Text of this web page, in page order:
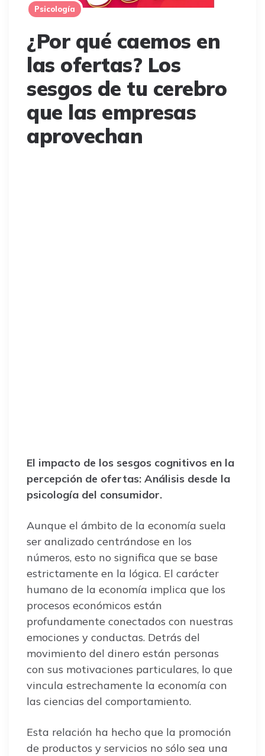
Psicología
¿Por qué caemos en
las ofertas? Los
sesgos de tu cerebro
que las empresas
aprovechan
El impacto de los sesgos cognitivos en la
percepción de ofertas: Análisis desde la
psicología del consumidor.
Aunque el ámbito de la economía suela
ser analizado centrándose en los
números, esto no significa que se base
estrictamente en la lógica. El carácter
humano de la economía implica que los
procesos económicos están
profundamente conectados con nuestras
emociones y conductas. Detrás del
movimiento del dinero están personas
con sus motivaciones particulares, lo que
vincula estrechamente la economía con
las ciencias del comportamiento.
Esta relación ha hecho que la promoción
de productos y servicios no sólo sea una